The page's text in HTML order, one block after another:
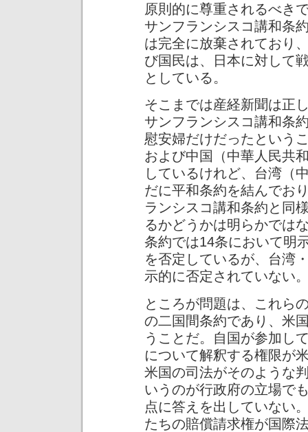
原則的に尊重されるべき
サンフランシスコ講和条
は完全に放棄されており
び国民は、日本に対して
としている。
そこまでは産経新聞は正
サンフランシスコ講和条
慰安婦だけだったという
および中国（中華人民共
しているけれど、台湾（
だに平和条約を結んでお
ランシスコ講和条約と同
るかどうかは明らかでは
条約では14条において明
を否定しているが、台湾
示的に否定されていない
ところが問題は、これら
の二国間条約であり、米
うことだ。自国が参加し
について解釈する権限が
米国の司法がそのような
いうのが行政府の立場で
点に答えを出していない
たちの賠償請求権が国際